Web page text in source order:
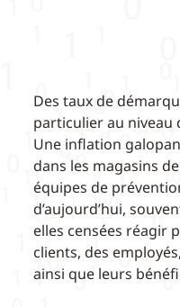
Des taux de
particulier au niveau
Une inflation
dans les magasins
équipes de
d’aujourd’hui,
elles censées réagir
clients, des
ainsi que leurs